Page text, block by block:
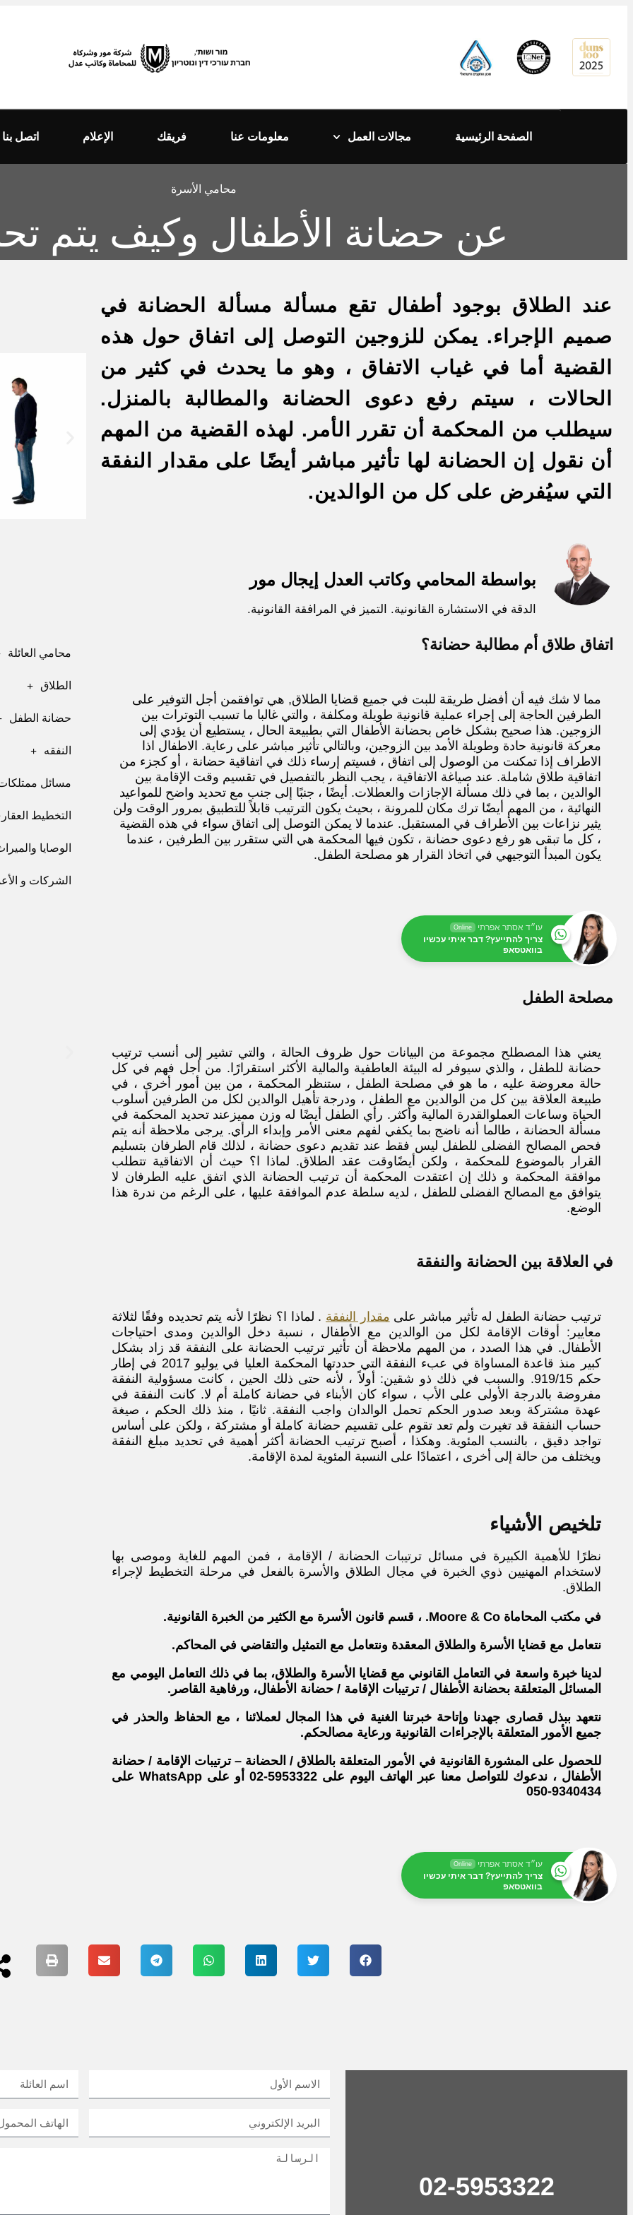
الصفحة الرئيسية مجالات العمل معلومات عنا فريقك الإعلام اتصل بنا
محامي الأسرة
عن حضانة الأطفال وكيف يتم
عند الطلاق بوجود أطفال تقع مسألة مسألة الحضانة في
صميم الإجراء. يمكن للزوجين التوصل إلى اتفاق حول هذه
القضية أما في غياب الاتفاق ، وهو ما يحدث في كثير من
الحالات ، سيتم رفع دعوى الحضانة والمطالبة بالمنزل.
سيطلب من المحكمة أن تقرر الأمر. لهذه القضية من المهم
أن نقول إن الحضانة لها تأثير مباشر أيضًا على مقدار النفقة
التي سيُفرض على كل من الوالدين.
بواسطة المحامي وكاتب العدل إيجال مور
الدقة في الاستشارة القانونية. التميز في المرافقة القانونية.
اتفاق طلاق أم مطالبة حضانة؟
مما لا شك فيه أن أفضل طريقة للبت في جميع قضايا الطلاق, هي توافقمن أجل التوفير على
الطرفين الحاجة إلى إجراء عملية قانونية طويلة ومكلفة ، والتي غالبا ما تسبب التوترات بين
الزوجين. هذا صحيح بشكل خاص بحضانة الأطفال التي بطبيعة الحال ، يستطيع أن يؤدي إلى
معركة قانونية حادة وطويلة الأمد بين الزوجين، وبالتالي تأثير مباشر على رعاية. الاطفال اذا
الاطراف إذا تمكنت من الوصول إلى اتفاق ، فسيتم إرساء ذلك في اتفاقية حضانة ، أو كجزء من
اتفاقية طلاق شاملة. عند صياغة الاتفاقية ، يجب النظر بالتفصيل في تقسيم وقت الإقامة بين
الوالدين ، بما في ذلك مسألة الإجازات والعطلات. أيضًا ، جنبًا إلى جنب مع تحديد واضح للمواعيد
النهائية ، من المهم أيضًا ترك مكان للمرونة ، بحيث يكون الترتيب قابلاً للتطبيق بمرور الوقت ولن
يثير نزاعات بين الأطراف في المستقبل. عندما لا يمكن التوصل إلى اتفاق سواء في هذه القضية
، كل ما تبقى هو رفع دعوى حضانة ، تكون فيها المحكمة هي التي ستقرر بين الطرفين ، عندما
يكون المبدأ التوجيهي في اتخاذ القرار هو مصلحة الطفل.
עו״ד אסתר אפרתי Online
צריך להתייעץ? דבר איתי עכשיו
בוואטסאפ
مصلحة الطفل
يعني هذا المصطلح مجموعة من البيانات حول ظروف الحالة ، والتي تشير إلى أنسب ترتيب
حضانة للطفل ، والذي سيوفر له البيئة العاطفية والمالية الأكثر استقرارًا. من أجل فهم في كل
حالة معروضة عليه ، ما هو في مصلحة الطفل ، ستنظر المحكمة ، من بين أمور أخرى ، في
طبيعة العلاقة بين كل من الوالدين مع الطفل ، ودرجة تأهيل الوالدين لكل من الطرفين أسلوب
الحياة وساعات العملوالقدرة المالية وأكثر. رأي الطفل أيضًا له وزن مميز عند تحديد المحكمة في
مسألة الحضانة ، طالما أنه ناضج بما يكفي لفهم معنى الأمر وإبداء الرأي. يرجى ملاحظة أنه يتم
فحص المصالح الفضلى للطفل ليس فقط عند تقديم دعوى حضانة ، لذلك قام الطرفان بتسليم
القرار
بالموضوع للمحكمة ، ولكن أيضًاوقت عقد الطلاق. لماذا ا؟ حيث أن الاتفاقية تتطلب
موافقة المحكمة و ذلك إن اعتقدت المحكمة أن ترتيب الحضانة الذي اتفق عليه الطرفان لا
يتوافق مع المصالح الفضلى للطفل ، لديه سلطة عدم الموافقة عليها ، على الرغم من ندرة هذا
الوضع.
في العلاقة بين الحضانة والنفقة
ترتيب حضانة الطفل له تأثير مباشر على مقدار النفقة . لماذا ا؟ نظرًا لأنه يتم تحديده وفقًا لثلاثة
معايير: أوقات الإقامة لكل من الوالدين مع الأطفال ، نسبة دخل الوالدين ومدى احتياجات
الأطفال. في هذا الصدد ، من المهم ملاحظة أن تأثير ترتيب الحضانة على النفقة قد زاد بشكل
كبير منذ قاعدة المساواة في عبء النفقة التي حددتها المحكمة العليا في يوليو 2017 في إطار
حكم 919/15. والسبب في ذلك ذو شقين: أولاً ، لأنه حتى ذلك الحين ، كانت مسؤولية النفقة
مفروضة بالدرجة الأولى على الأب ، سواء كان الأبناء في حضانة كاملة أم لا.كانت النفقة في
عهدة مشتركة وبعد صدور الحكم تحمل الوالدان واجب النفقة. ثانيًا ، منذ ذلك الحكم ، صيغة
حساب النفقة قد تغيرت ولم تعد تقوم على تقسيم حضانة كاملة أو مشتركة ، ولكن على أساس
تواجد دقيق ، بالنسب المئوية. وهكذا ، أصبح ترتيب الحضانة أكثر أهمية في تحديد مبلغ النفقة
ويختلف من حالة إلى أخرى ، اعتمادًا على النسبة المئوية لمدة الإقامة.
تلخيص الأشياء
نظرًا للأهمية الكبيرة في مسائل ترتيبات الحضانة / الإقامة ، فمن المهم للغاية وموصى بها
لاستخدام المهنيين ذوي الخبرة في مجال الطلاق والأسرة بالفعل في مرحلة التخطيط لإجراء
الطلاق.
في مكتب المحاماة Moore & Co. ، قسم قانون الأسرة مع الكثير من الخبرة القانونية.
نتعامل مع قضايا الأسرة والطلاق المعقدة ونتعامل مع التمثيل والتقاضي في المحاكم.
لدينا خبرة واسعة في التعامل القانوني مع قضايا الأسرة والطلاق، بما في ذلك التعامل اليومي مع
المسائل المتعلقة بحضانة الأطفال / ترتيبات الإقامة / حضانة الأطفال، ورفاهية القاصر.
نتعهد ببذل قصارى جهدنا وإتاحة خبرتنا الغنية في هذا المجال لعملائنا ، مع الحفاظ والحذر في
جميع الأمور المتعلقة بالإجراءات القانونية ورعاية مصالحكم.
للحصول على المشورة القانونية في الأمور المتعلقة بالطلاق / الحضانة – ترتيبات الإقامة / حضانة
الأطفال ، ندعوك للتواصل معنا عبر الهاتف اليوم على 5953322-02 أو على WhatsApp على
9340434-050
עו״ד אסתר אפרתי Online
צריך להתייעץ? דבר איתי עכשיו
בוואטסאפ
محامي العائلة
الطلاق
حضانة الطفل
النفقه
مسائل
التخطيط
الوصايا
الشركات و
02-5953322